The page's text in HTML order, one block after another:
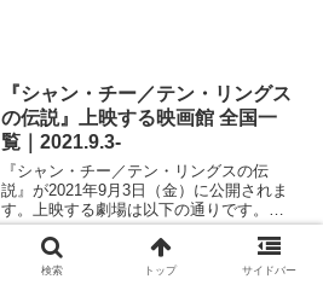
『シャン・チー／テン・リングス
の伝説』上映する映画館 全国一
覧｜2021.9.3-
『シャン・チー／テン・リングスの伝
説』が2021年9月3日（金）に公開されま
す。上映する劇場は以下の通りです。※
情報は随時変わるので、更新が遅れる場
合があります。北海道札幌シネマフロン
ティアユナイテッド・シネマ札幌シネマ
『ARASHI 5×20 FILM』上映する
検索 トップ サイドバー